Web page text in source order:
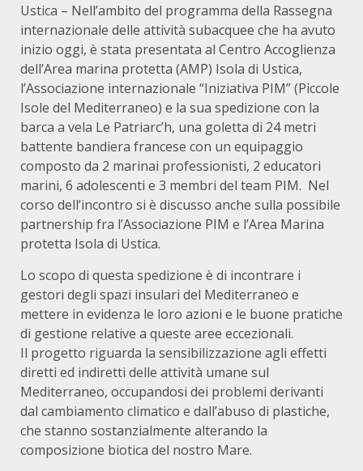
Ustica – Nell’ambito del programma della Rassegna
internazionale delle attività subacquee che ha avuto
inizio oggi, è stata presentata al Centro Accoglienza
dell’Area marina protetta (AMP) Isola di Ustica,
l’Associazione internazionale “Iniziativa PIM” (Piccole
Isole del Mediterraneo) e la sua spedizione con la
barca a vela Le Patriarc’h, una goletta di 24 metri
battente bandiera francese con un equipaggio
composto da 2 marinai professionisti, 2 educatori
marini, 6 adolescenti e 3 membri del team PIM. Nel
corso dell’incontro si è discusso anche sulla possibile
partnership fra l’Associazione PIM e l’Area Marina
protetta Isola di Ustica.
Lo scopo di questa spedizione è di incontrare i
gestori degli spazi insulari del Mediterraneo e
mettere in evidenza le loro azioni e le buone pratiche
di gestione relative a queste aree eccezionali.
Il progetto riguarda la sensibilizzazione agli effetti
diretti ed indiretti delle attività umane sul
Mediterraneo, occupandosi dei problemi derivanti
dal cambiamento climatico e dall’abuso di plastiche,
che stanno sostanzialmente alterando la
composizione biotica del nostro Mare.